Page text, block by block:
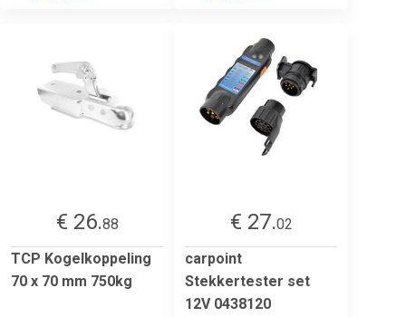
€ 26.88
TCP Kogelkoppeling
70 x 70 mm 750kg
€ 27.02
carpoint
Stekkertester set
12V 0438120